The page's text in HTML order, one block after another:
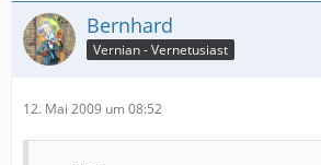
Bernhard
Vernian - Vernetusiast
12. Mai 2009 um 08:52